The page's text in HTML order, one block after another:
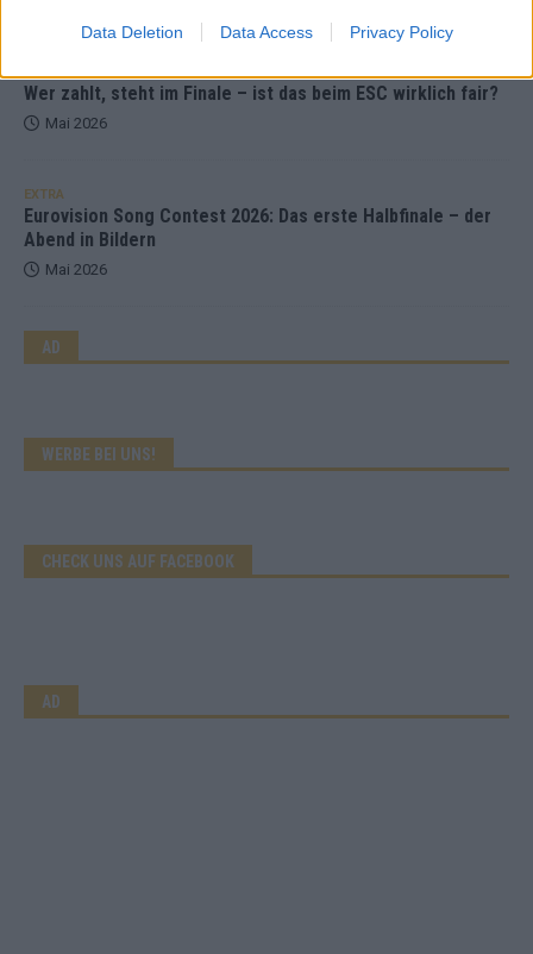
Data Deletion Data Access Privacy Policy
Wer zahlt, steht im Finale – ist das beim ESC wirklich fair?
Mai 2026
EXTRA
Eurovision Song Contest 2026: Das erste Halbfinale – der
Abend in Bildern
Mai 2026
AD
WERBE BEI UNS!
CHECK UNS AUF FACEBOOK
AD